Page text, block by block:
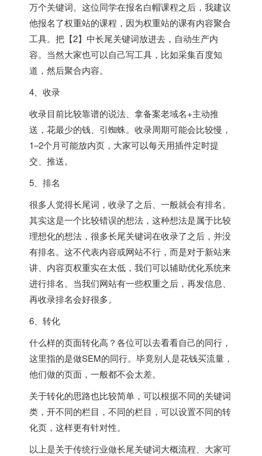
万个关键词。这位同学在报名白帽课程之后，我建议
他报名了权重站的课程，因为权重站的课有内容聚合
工具。把【2】中长尾关键词放进去，自动生产内
容。当然大家也可以自己写工具，比如采集百度知
道，然后聚合内容。
4、收录
收录目前比较靠谱的说法、拿备案老域名+主动推
送，花最少的钱、引蜘蛛。收录周期可能会比较慢，
1–2个月可能放内页，大家可以每天用插件定时提
交、推送。
5、排名
很多人觉得长尾词，收录了之后、一般就会有排名。
其实这是一个比较错误的想法，这种想法是属于比较
理想化的想法，很多长尾关键词在收录了之后，并没
有排名。这不代表内容或网站不行，而是对于新站来
讲、内容页权重实在太低，我们可以辅助优化系统来
进行排名。当我们网站有一些权重之后，再发信息、
再收录排名会好很多。
6、转化
什么样的页面转化高？各位可以去看看自己的同行，
这里指的是做SEM的同行。毕竟别人是花钱买流量，
他们做的页面，一般都不会太差。
关于转化的思路也比较简单，可以根据不同的关键词
类，开不同的栏目，不同的栏目，可以设置不同的转
化页，这样更有针对性。
以上是关于传统行业做长尾关键词大概流程、大家可